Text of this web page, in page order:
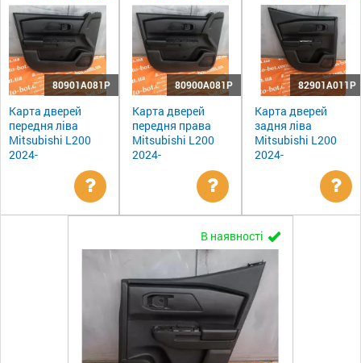
80901A081P
Карта дверей
передня ліва
Mitsubishi L200
2024-
Уточнити
80900A081P
Карта дверей
передня права
Mitsubishi L200
2024-
Уточнити
ціну
82901A011P
Карта дверей
задня ліва
Mitsubishi L200
2024-
В наявності